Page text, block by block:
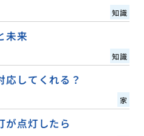
知識
未来
知識
応してくれる？
家
が点灯したら